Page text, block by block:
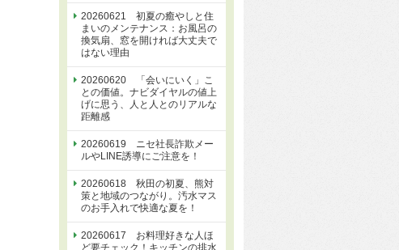
20260621 初夏の癒やしと住
まいのメンテナンス：お風呂の
換気扇、窓を開ければ大丈夫で
はない理由
20260620 「会いにいく」こ
との価値。ナビダイヤルの値上
げに思う、人と人とのリアルな
距離感
20260619 ニセ社長詐欺メー
ルやLINE誘導にご注意を！
20260618 秋田の初夏、熊対
策と地域のつながり。汚水マス
のお手入れで快適な夏を！
20260617 お料理好きな人ほ
ど要チェック！キッチンの排水